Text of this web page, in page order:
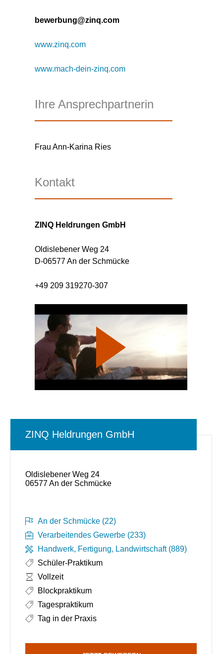
bewerbung@zinq.com
www.zinq.com
www.mach-dein-zinq.com
Ihre Ansprechpartnerin
Frau Ann-Karina Ries
Kontakt
ZINQ Heldrungen GmbH
Oldislebener Weg 24
D-06577 An der Schmücke
+49 209 319270-307
ZINQ Heldrungen GmbH
Oldislebener Weg 24
06577 An der Schmücke
An der Schmücke (22)
Verarbeitendes Gewerbe (233)
Handwerk, Fertigung, Landwirtschaft (889)
Schüler-Praktikum
Arbeitszeit:
Vollzeit
Blockpraktikum
Tagespraktikum
Tag in der Praxis